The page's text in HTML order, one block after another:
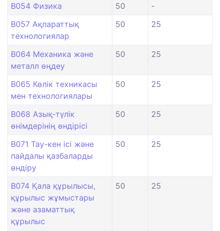
B054 Физика
50
-
B057 Ақпараттық
технологиялар
50 25
B064 Механика және
металл өңдеу
50 25
B065 Көлік техникасы
мен технологиялары
50 25
B068 Азық-түлік
өнімдерінің өндірісі
50 25
B071 Тау-кен ісі және
пайдалы қазбаларды
өндіру
50 25
B074 Қала құрылысы,
құрылыс жұмыстары
және азаматтық
құрылыс
50 25